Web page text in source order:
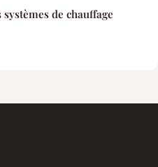
de chauffage